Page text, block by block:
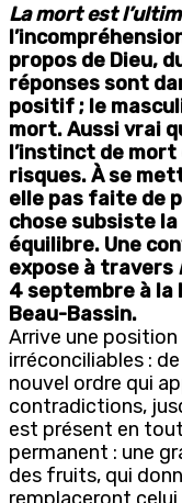
La mort est
propos de Dieu,
réponses sont
positif ; le
mort. Aussi vrai
l’instinct de
risques. À se
elle pas faite de
chose subsiste
équilibre. Une
expose à travers
4 septembre à la
Beau-Bassin.
Arrive une
irréconciliables :
nouvel ordre qui
contradictions,
est présent en
permanent : une
des fruits, qui